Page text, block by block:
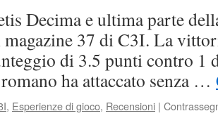
Decima e ultima parte
37 di C3I. La
di 3.5 punti contro 1
ha attaccato senza …
, Esperienze di gioco, Recensioni |